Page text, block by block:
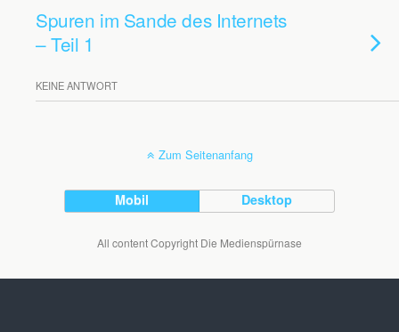
Spuren im Sande des Internets
– Teil 1
KEINE ANTWORT
Zum Seitenanfang
Mobil Desktop
All content Copyright Die Medienspürnase